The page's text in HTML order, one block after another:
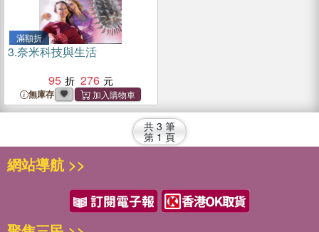
滿額折
3.奈米科技與生活
95
276
無庫存
共 3 筆
第 1 頁
網站導航 >>